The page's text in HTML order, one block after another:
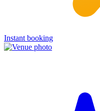
Instant booking